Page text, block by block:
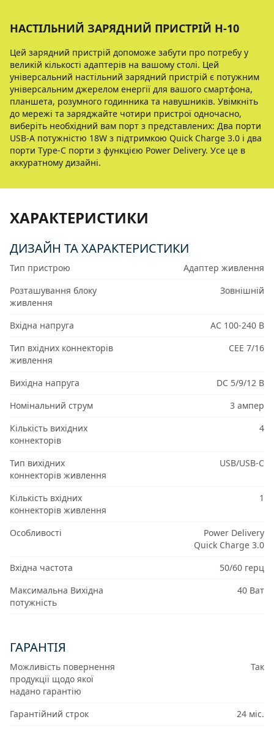
НАСТІЛЬНИЙ ЗАРЯДНИЙ ПРИСТРІЙ H-10
Цей зарядний пристрій допоможе забути про потребу у
великій кількості адаптерів на вашому столі. Цей
універсальний настільний зарядний пристрій є потужним
універсальним джерелом енергії для вашого смартфона,
планшета, розумного годинника та навушників. Увімкніть
до мережі та заряджайте чотири пристрої одночасно,
виберіть необхідний вам порт з представлених: Два порти
USB-A потужністю 18W з підтримкою Quick Charge 3.0 і два
порти Type-C порти з функцією Power Delivery. Усе це в
аккуратному дизайні.
ХАРАКТЕРИСТИКИ
ДИЗАЙН ТА ХАРАКТЕРИСТИКИ
Тип пристрою
Адаптер живлення
Розташування блоку
живлення
Зовнішній
Вхідна напруга
AC 100-240 В
Тип вхідних коннекторів
живлення
CEE 7/16
Вихідна напруга
DC 5/9/12 В
Номінальний струм
3 ампер
Кількість вихідних
коннекторів
4
Тип вихідних
коннекторів живлення
USB/USB-C
Кількість вхідних
коннекторів живлення
1
Особливості
Power Delivery
Quick Charge 3.0
Вхідна частота
50/60 герц
Максимальна Вихідна
потужність
40 Ват
ГАРАНТІЯ
Можливість повернення
продукції щодо якої
надано гарантію
Так
Гарантійний строк
24 міс.